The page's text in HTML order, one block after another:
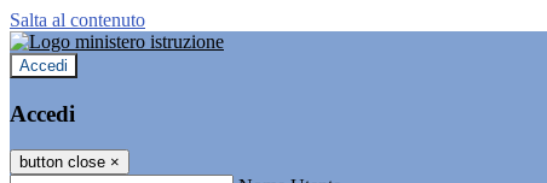
Salta al contenuto
Accedi
Accedi
button close ×